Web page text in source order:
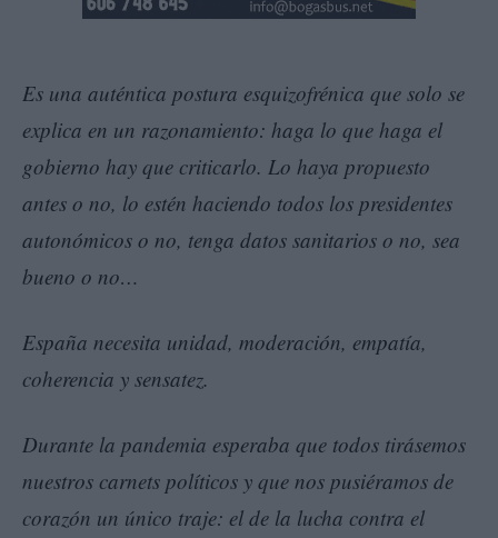
Es una auténtica postura esquizofrénica que solo se
explica en un razonamiento: haga lo que haga el
gobierno hay que criticarlo. Lo haya propuesto
antes o no, lo estén haciendo todos los presidentes
autonómicos o no, tenga datos sanitarios o no, sea
bueno o no…
España necesita unidad, moderación, empatía,
coherencia y sensatez.
Durante la pandemia esperaba que todos tirásemos
nuestros carnets políticos y que nos pusiéramos de
corazón un único traje: el de la lucha contra el